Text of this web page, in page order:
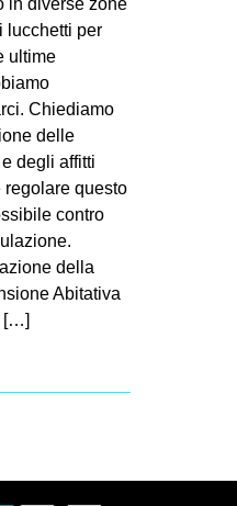
in diverse zone
lucchetti per
ultime
Chiediamo
delle
degli affitti
regolare questo
contro
della
Abitativa
[…]